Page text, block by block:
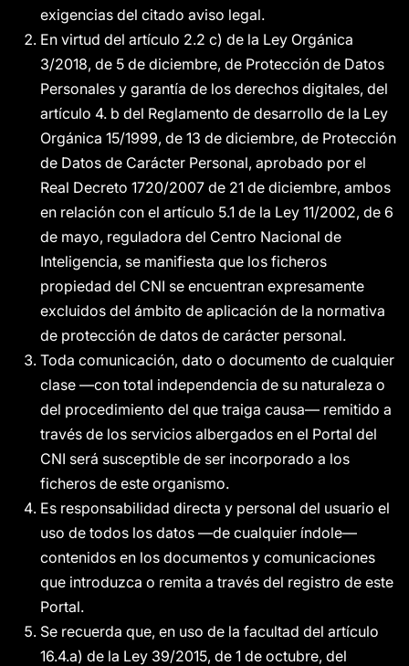
exigencias del citado aviso legal.
En virtud del artículo 2.2 c) de la Ley Orgánica
3/2018, de 5 de diciembre, de Protección de Datos
Personales y garantía de los derechos digitales, del
artículo 4. b del Reglamento de desarrollo de la Ley
Orgánica 15/1999, de 13 de diciembre, de Protección
de Datos de Carácter Personal, aprobado por el
Real Decreto 1720/2007 de 21 de diciembre, ambos
en relación con el artículo 5.1 de la Ley 11/2002, de 6
de mayo, reguladora del Centro Nacional de
Inteligencia, se manifiesta que los ficheros
propiedad del CNI se encuentran expresamente
excluidos del ámbito de aplicación de la normativa
de protección de datos de carácter personal.
Toda comunicación, dato o documento de cualquier
clase —con total independencia de su naturaleza o
del procedimiento del que traiga causa— remitido a
través de los servicios albergados en el Portal del
CNI será susceptible de ser incorporado a los
ficheros de este organismo.
Es responsabilidad directa y personal del usuario el
uso de todos los datos —de cualquier índole—
contenidos en los documentos y comunicaciones
que introduzca o remita a través del registro de este
Portal.
Se recuerda que, en uso de la facultad del artículo
16.4.a) de la Ley 39/2015, de 1 de octubre, del